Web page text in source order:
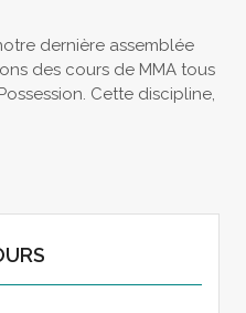
dernière assemblée
des cours de MMA tous
Cette discipline,